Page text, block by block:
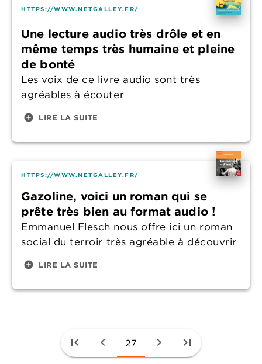
HTTPS://WWW.NETGALLEY.FR/
Une lecture audio très drôle et en
même temps très humaine et pleine
de bonté
Les voix de ce livre audio sont très
agréables à écouter
add_circle LIRE LA SUITE
HTTPS://WWW.NETGALLEY.FR/
Gazoline, voici un roman qui se
prête très bien au format audio !
Emmanuel Flesch nous offre ici un roman
social du terroir très agréable à découvrir
add_circle LIRE LA SUITE
first_page chevron_left 27 chevron_right last_page